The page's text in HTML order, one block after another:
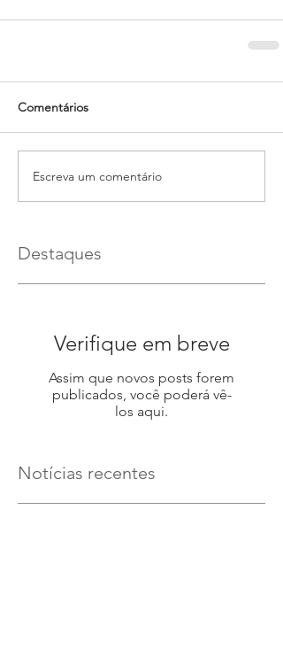
Comentários
Escreva um comentário
Destaques
Verifique em breve
Assim que novos posts forem
publicados, você poderá vê-
los aqui.
Notícias recentes